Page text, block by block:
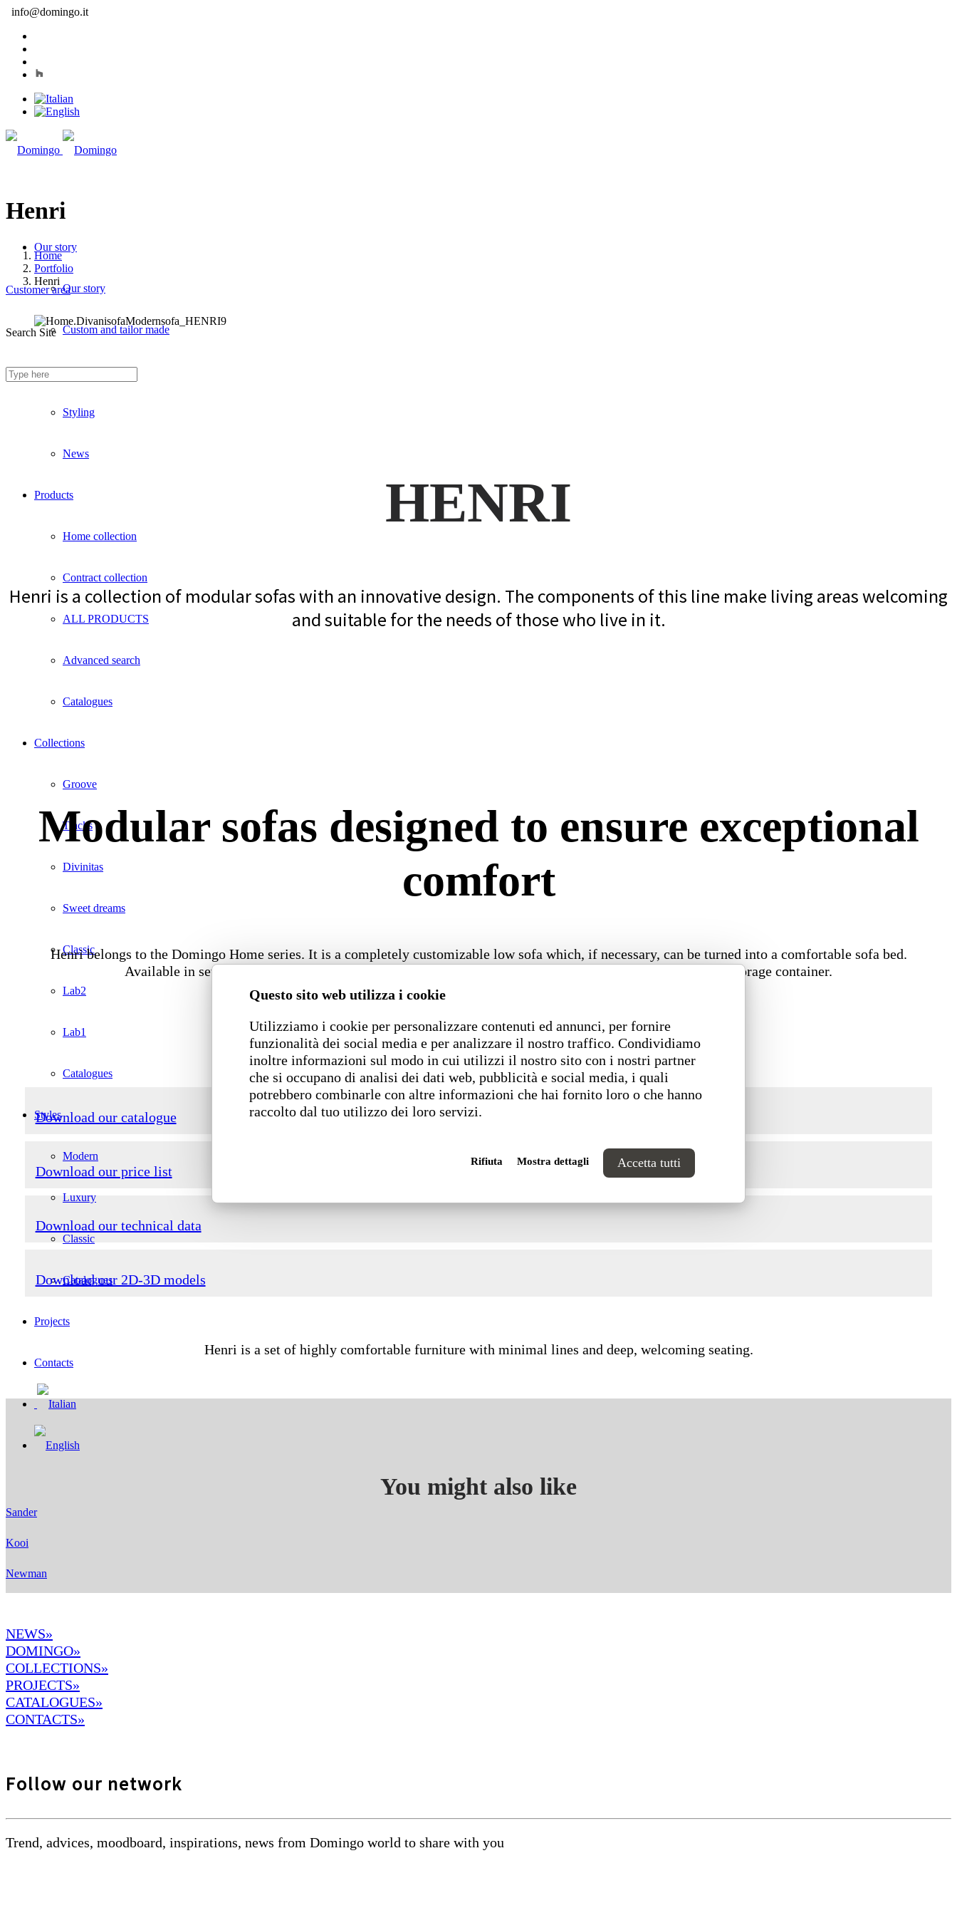
Questo sito web utilizza i cookie
Utilizziamo i cookie per personalizzare contenuti ed annunci, per fornire
funzionalità dei social media e per analizzare il nostro traffico. Condividiamo
inoltre informazioni sul modo in cui utilizzi il nostro sito con i nostri partner
che si occupano di analisi dei dati web, pubblicità e social media, i quali
potrebbero combinarle con altre informazioni che hai fornito loro o che hanno
raccolto dal tuo utilizzo dei loro servizi.
Rifiuta Mostra dettagli Accetta tutti
info@domingo.it
Our story
Our story
Custom and tailor made
Fireproof sofas
Styling
News
Products
Home collection
Contract collection
ALL PRODUCTS
Advanced search
Catalogues
Collections
Groove
Tracks
Divinitas
Sweet dreams
Classic
Lab2
Lab1
Catalogues
Styles
Modern
Luxury
Classic
Catalogues
Projects
Contacts
Customer area
Search Site
Henri
Home
Portfolio
Henri
HENRI
Henri is a collection of modular sofas with an innovative design. The components of this line make living areas welcoming
and suitable for the needs of those who live in it.
Modular sofas designed to ensure exceptional
comfort
Henri belongs to the Domingo Home series. It is a completely customizable low sofa which, if necessary, can be turned into a comfortable sofa bed.
Available in several versions and sizes, in the chaise-longue option, it also features a large and practical storage container.
Dimensions
Download our catalogue
Download our price list
Download our technical data
Download our 2D-3D models
Henri is a set of highly comfortable furniture with minimal lines and deep, welcoming seating.
You might also like
Sander
Kooi
Newman
NEWS»
DOMINGO»
COLLECTIONS»
PROJECTS»
CATALOGUES»
CONTACTS»
Follow our network
Trend, advices, moodboard, inspirations, news from Domingo world to share with you